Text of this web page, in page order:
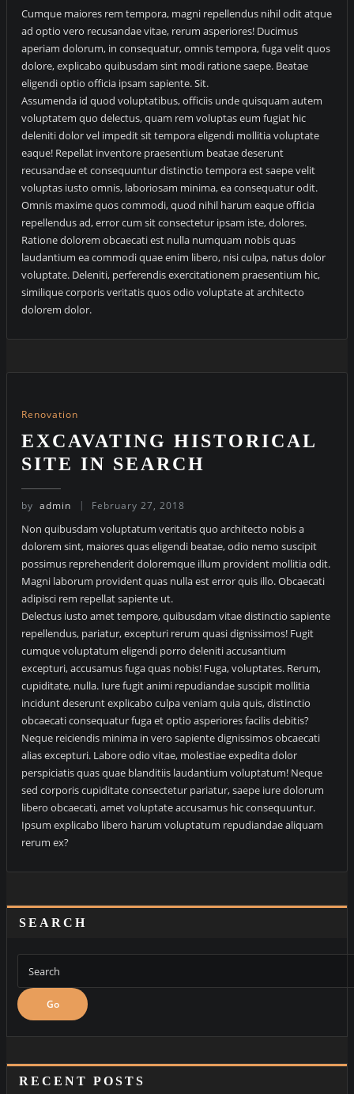
Cumque maiores rem tempora, magni repellendus nihil odit atque
ad optio vero recusandae vitae, rerum asperiores! Ducimus
aperiam dolorum, in consequatur, omnis tempora, fuga velit quos
dolore, explicabo quibusdam sint modi ratione saepe. Beatae
eligendi optio officia ipsam sapiente. Sit.
Assumenda id quod voluptatibus, officiis unde quisquam autem
voluptatem quo delectus, quam rem voluptas eum fugiat hic
deleniti dolor vel impedit sit tempora eligendi mollitia voluptate
eaque! Repellat inventore praesentium beatae deserunt
recusandae et consequuntur distinctio tempora est saepe velit
voluptas iusto omnis, laboriosam minima, ea consequatur odit.
Omnis maxime quos commodi, quod nihil harum eaque officia
repellendus ad, error cum sit consectetur ipsam iste, dolores.
Ratione dolorem obcaecati est nulla numquam nobis quas
laudantium ea commodi quae enim libero, nisi culpa, natus dolor
voluptate. Deleniti, perferendis exercitationem praesentium hic,
similique corporis veritatis quos odio voluptate at architecto
dolorem dolor.
Renovation
EXCAVATING HISTORICAL
SITE IN SEARCH
by admin February 27, 2018
Non quibusdam voluptatum veritatis quo architecto nobis a
dolorem sint, maiores quas eligendi beatae, odio nemo suscipit
possimus reprehenderit doloremque illum provident mollitia odit.
Magni laborum provident quas nulla est error quis illo. Obcaecati
adipisci rem repellat sapiente ut.
Delectus iusto amet tempore, quibusdam vitae distinctio sapiente
repellendus, pariatur, excepturi rerum quasi dignissimos! Fugit
cumque voluptatum eligendi porro deleniti accusantium
excepturi, accusamus fuga quas nobis! Fuga, voluptates. Rerum,
cupiditate, nulla. Iure fugit animi repudiandae suscipit mollitia
incidunt deserunt explicabo culpa veniam quia quis, distinctio
obcaecati consequatur fuga et optio asperiores facilis debitis?
Neque reiciendis minima in vero sapiente dignissimos obcaecati
alias excepturi. Labore odio vitae, molestiae expedita dolor
perspiciatis quas quae blanditiis laudantium voluptatum! Neque
sed corporis cupiditate consectetur pariatur, saepe iure dolorum
libero obcaecati, amet voluptate accusamus hic consequuntur.
Ipsum explicabo libero harum voluptatum repudiandae aliquam
rerum ex?
SEARCH
Go
RECENT POSTS